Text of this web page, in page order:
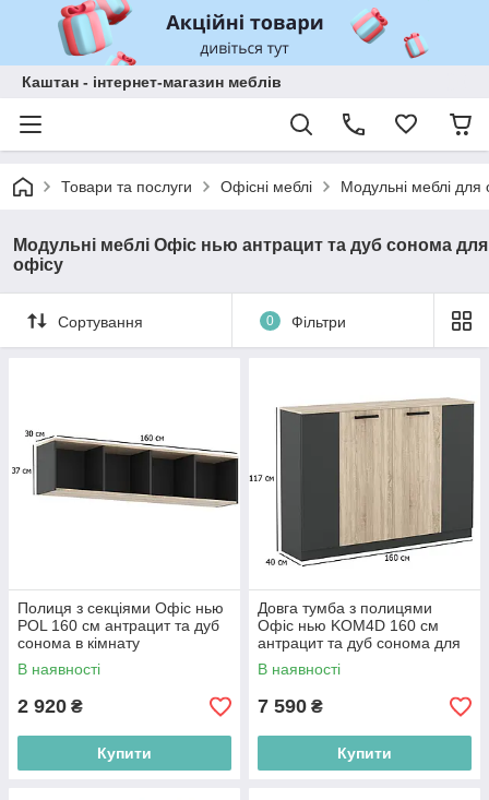
Каштан - інтернет-магазин меблів
Товари та послуги Офісні меблі Модульні меблі для
Модульні меблі Офіс нью антрацит та дуб сонома для
офісу
Сортування 0 Фільтри
Полиця з секціями Офіс нью
POL 160 см антрацит та дуб
сонома в кімнату
В наявності
2 920 ₴
Купити
Довга тумба з полицями
Офіс нью KOM4D 160 см
антрацит та дуб сонома для
офісу
В наявності
7 590 ₴
Купити